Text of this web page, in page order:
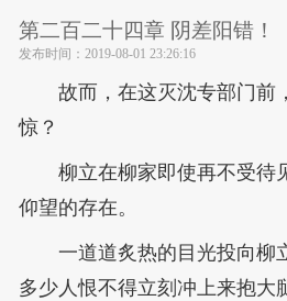
第二百二十四章 阴差阳错！
发布时间： 2019-08-01 23:26:16
故而，在这灭沈专部门前
惊？
柳立在柳家即使再不受待
仰望的存在。
一道道炙热的目光投向柳
多少人恨不得立刻冲上来抱大